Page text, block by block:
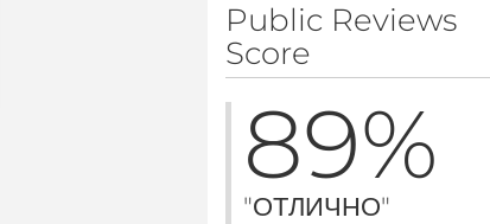
Public Reviews
Score
89%
"ОТЛИЧНО"